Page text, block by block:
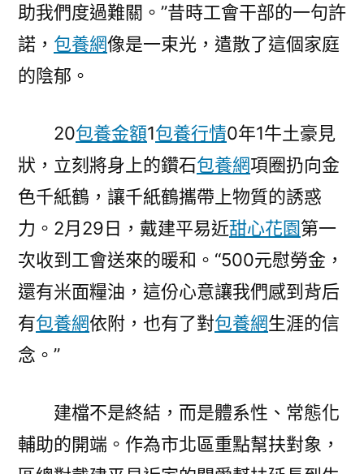
助我們度過難關。”昔時工會干部的一句許
諾， 包養網像是一束光，遣散了這個家庭
的陰郁。
20包養金額1包養行情0年1牛土豪見
狀，立刻將身上的鑽石包養網項圈扔向金
色千紙鶴，讓千紙鶴攜帶上物質的誘惑
力。2月29日，戴建平易近甜心花園第一
次收到工會送來的暖和。“500元慰勞金，
還有米面糧油，這份心意讓我們感到背后
有包養網依附，也有了對包養網生涯的信
念。”
建檔不是終結，而是體系性、常態化
輔助的開端。作為市北區重點幫扶對象，